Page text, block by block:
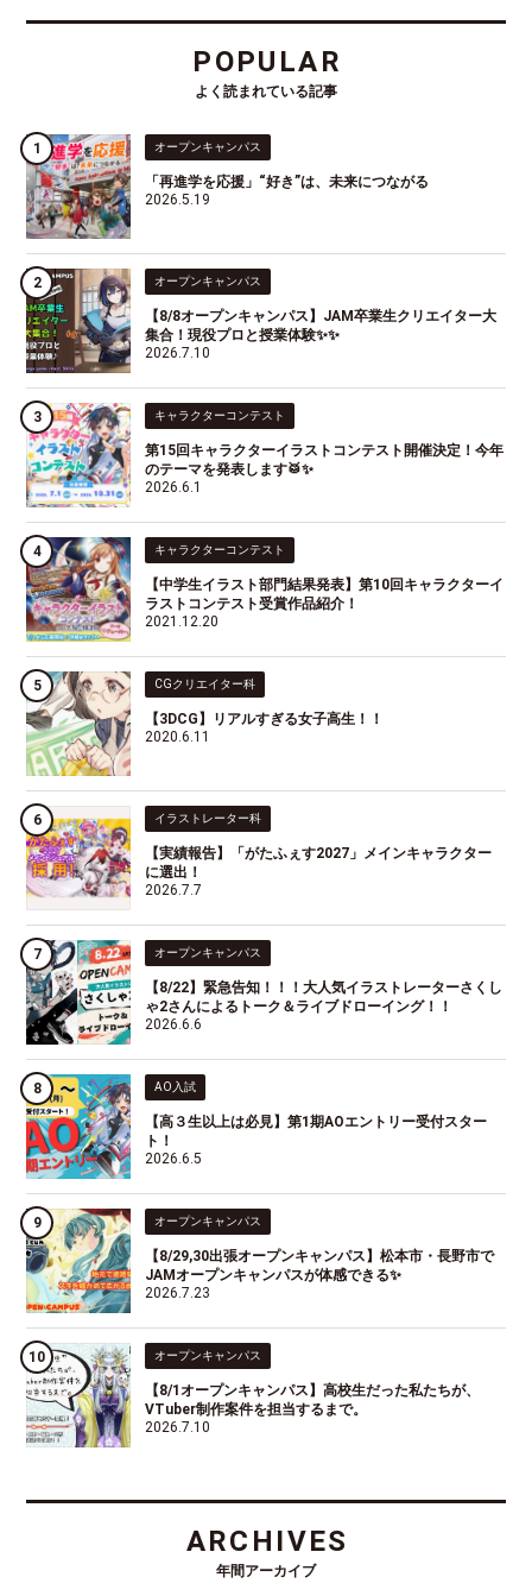
POPULAR
よく読まれている記事
オープンキャンパス
「再進学を応援」“好き”は、未来につながる
2026.5.19
オープンキャンパス
【8/8オープンキャンパス】JAM卒業生クリエイター大
集合！現役プロと授業体験✨✨
2026.7.10
キャラクターコンテスト
第15回キャラクターイラストコンテスト開催決定！今年
のテーマを発表します🥁✨
2026.6.1
キャラクターコンテスト
【中学生イラスト部門結果発表】第10回キャラクターイ
ラストコンテスト受賞作品紹介！
2021.12.20
CGクリエイター科
【3DCG】リアルすぎる女子高生！！
2020.6.11
イラストレーター科
【実績報告】「がたふぇす2027」メインキャラクター
に選出！
2026.7.7
オープンキャンパス
【8/22】緊急告知！！！大人気イラストレーターさくし
ゃ2さんによるトーク＆ライブドローイング！！
2026.6.6
AO入試
【高３生以上は必見】第1期AOエントリー受付スター
ト！
2026.6.5
オープンキャンパス
【8/29,30出張オープンキャンパス】松本市・長野市で
JAMオープンキャンパスが体感できる✨
2026.7.23
オープンキャンパス
【8/1オープンキャンパス】高校生だった私たちが、
VTuber制作案件を担当するまで。
2026.7.10
ARCHIVES
年間アーカイブ